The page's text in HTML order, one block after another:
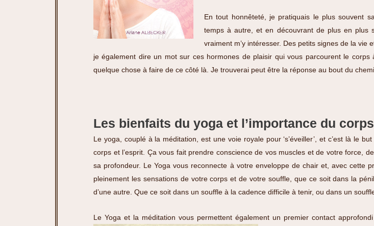
En tout honnêteté, je pratiquais le plus souvent
temps à autre, et en découvrant de plus en plus
vraiment m’y intéresser. Des petits signes de la vie
je également dire un mot sur ces hormones de plaisir qui vous parcourent le
quelque chose à faire de ce côté là. Je trouverai peut être la réponse au bout du
Les bienfaits du yoga et l’importance du
Le yoga, couplé à la méditation, est une voie royale pour ‘s’éveiller’, et c’est là le
corps et l’esprit. Ça vous fait prendre conscience de vos muscles et de votre force,
sa profondeur. Le Yoga vous reconnecte à votre enveloppe de chair et, avec cette
pleinement les sensations de votre corps et de votre souffle, que ce soit dans la
d’une autre. Que ce soit dans un souffle à la cadence difficile à tenir, ou dans un
Le Yoga et la méditation vous permettent également un premier contact